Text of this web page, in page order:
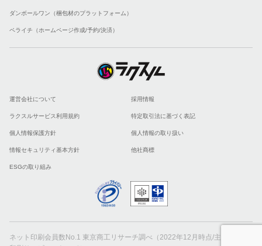
ダンボールワン（梱包材のプラットフォーム）
ペライチ（ホームページ作成/予約/決済）
運営会社について 採用情報
ラクスルサービス利用規約 特定取引法に基づく表記
個人情報保護方針 個人情報の取り扱い
情報セキュリティ基本方針 他社商標
ESGの取り組み
ネット印刷会員数No.1 東京商工リサーチ調べ（2022年12月時点/主要ネット